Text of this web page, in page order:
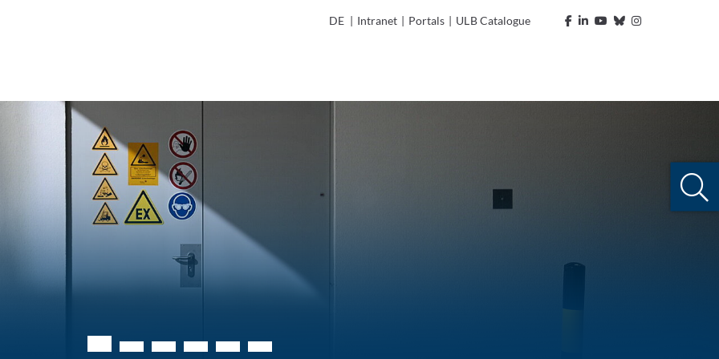
DE | Intranet | Portals | ULB Catalogue